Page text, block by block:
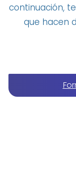
continuación,
que hacen